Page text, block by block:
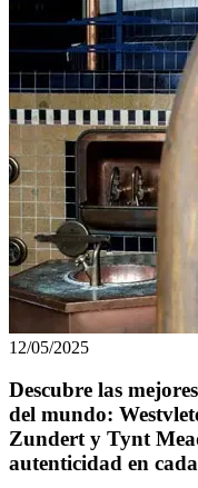
12/05/2025
Descubre las
del mundo:
Zundert y Tynt
autenticidad en